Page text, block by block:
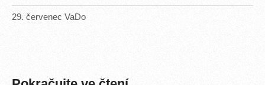
29. červenec VaDo